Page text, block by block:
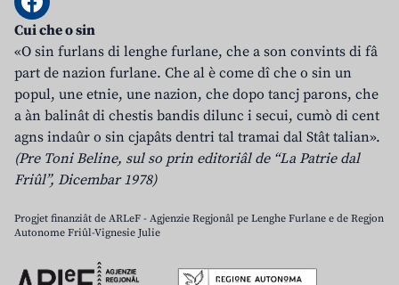
Cui che o sin
«O sin furlans di lenghe furlane, che a son convints di fâ
part de nazion furlane. Che al è come dî che o sin un
popul, une etnie, une nazion, che dopo tancj parons, che
a àn balinât di chestis bandis dilunc i secui, cumò di cent
agns indaûr o sin cjapâts dentri tal tramai dal Stât talian».
(Pre Toni Beline, sul so prin editoriâl de “La Patrie dal
Friûl”, Dicembar 1978)
Progjet finanziât de ARLeF - Agjenzie Regjonâl pe Lenghe Furlane e de Regjon
Autonome Friûl-Vignesie Julie